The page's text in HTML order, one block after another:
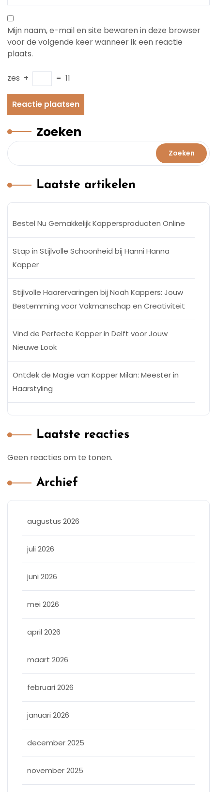
Mijn naam, e-mail en site bewaren in deze browser
voor de volgende keer wanneer ik een reactie
plaats.
zes + = 11
Zoeken
Zoeken
Laatste artikelen
Bestel Nu Gemakkelijk Kappersproducten Online
Stap in Stijlvolle Schoonheid bij Hanni Hanna
Kapper
Stijlvolle Haarervaringen bij Noah Kappers: Jouw
Bestemming voor Vakmanschap en Creativiteit
Vind de Perfecte Kapper in Delft voor Jouw
Nieuwe Look
Ontdek de Magie van Kapper Milan: Meester in
Haarstyling
Laatste reacties
Geen reacties om te tonen.
Archief
augustus 2026
juli 2026
juni 2026
mei 2026
april 2026
maart 2026
februari 2026
januari 2026
december 2025
november 2025